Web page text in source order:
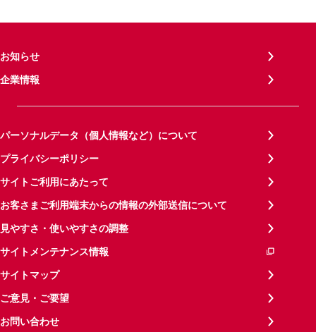
お知らせ
企業情報
パーソナルデータ（個人情報など）について
プライバシーポリシー
サイトご利用にあたって
お客さまご利用端末からの情報の外部送信について
見やすさ・使いやすさの調整
サイトメンテナンス情報
サイトマップ
ご意見・ご要望
お問い合わせ